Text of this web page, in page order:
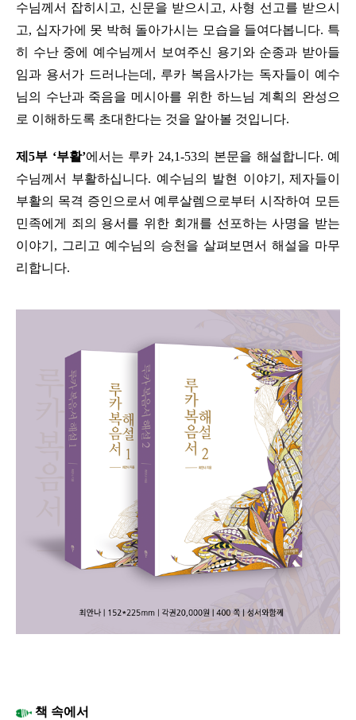
수님께서 잡히시고, 신문을 받으시고, 사형 선고를 받으시
고, 십자가에 못 박혀 돌아가시는 모습을 들여다봅니다. 특
히 수난 중에 예수님께서 보여주신 용기와 순종과 받아들
임과 용서가 드러나는데, 루카 복음사가는 독자들이 예수
님의 수난과 죽음을 메시아를 위한 하느님 계획의 완성으
로 이해하도록 초대한다는 것을 알아볼 것입니다.
제5부 ‘부활’에서는 루카 24,1-53의 본문을 해설합니다. 예
수님께서 부활하십니다. 예수님의 발현 이야기, 제자들이
부활의 목격 증인으로서 예루살렘으로부터 시작하여 모든
민족에게 죄의 용서를 위한 회개를 선포하는 사명을 받는
이야기, 그리고 예수님의 승천을 살펴보면서 해설을 마무
리합니다.
책 속에서